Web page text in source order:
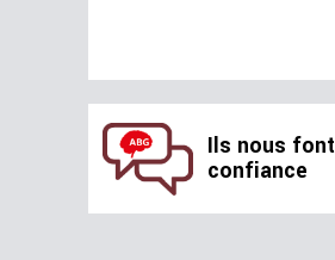
Ils nous font
confiance